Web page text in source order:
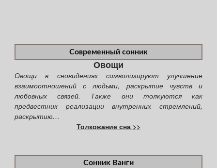
Современный сонник
Овощи
Овощи в сновидениях символизируют улучшение
взаимоотношений с людьми, раскрытие чувств и
любовных связей. Также они толкуются как
предвестник реализации внутренних стремлений,
раскрытию…
Толкование сна >>
Сонник Ванги